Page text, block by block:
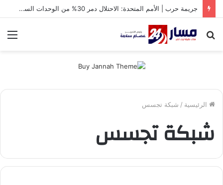
جريمة حرب | الأمم المتحدة: الاحتلال دمر 30% من الوحدات السكنية في غزة
بحث
الرئيسية / شبكة تجسس
شبكة تجسس